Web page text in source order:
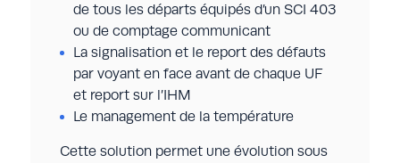
de tous les départs équipés d’un SCI 403
ou de comptage communicant
La signalisation et le report des défauts
par voyant en face avant de chaque UF
et report sur l’IHM
Le management de la température
Cette solution permet une évolution sous